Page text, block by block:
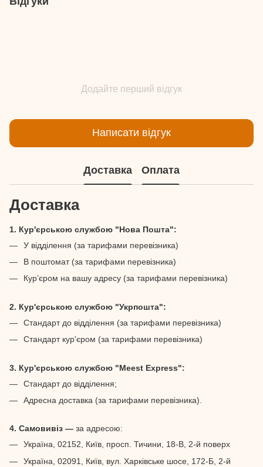
Додайте перший відгук
Написати відгук
Доставка Оплата
Доставка
1. Кур'єрською службою "Нова Пошта":
У відділення (за тарифами перевізника)
В поштомат (за тарифами перевізника)
Кур’єром на вашу адресу (за тарифами перевізника)
2. Кур'єрською службою "Укрпошта":
Стандарт до відділення (за тарифами перевізника)
Стандарт кур'єром (за тарифами перевізника)
3. Кур'єрською службою "Meest Express":
Стандарт до відділення;
Адресна доставка (за тарифами перевізника).
4. Самовивіз — за адресою:
Україна, 02152, Київ, просп. Тичини, 18-В, 2-й поверх
Україна, 02091, Київ, вул. Харківське шосе, 172-Б, 2-й